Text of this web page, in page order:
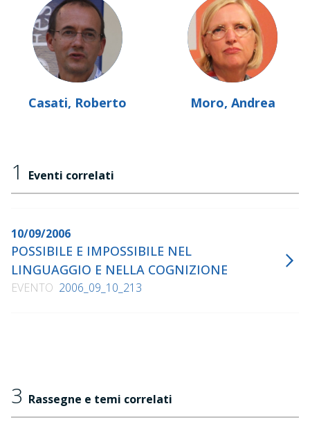
Casati, Roberto Moro, Andrea
1 Eventi correlati
10/09/2006
POSSIBILE E IMPOSSIBILE NEL
LINGUAGGIO E NELLA COGNIZIONE
EVENTO 2006_09_10_213
3 Rassegne e temi correlati